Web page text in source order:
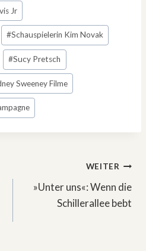
Jr
#Schauspielerin Kim Novak
#Sucy Pretsch
Sweeney Filme
WEITER
»Unter uns«: Wenn die
Schillerallee bebt